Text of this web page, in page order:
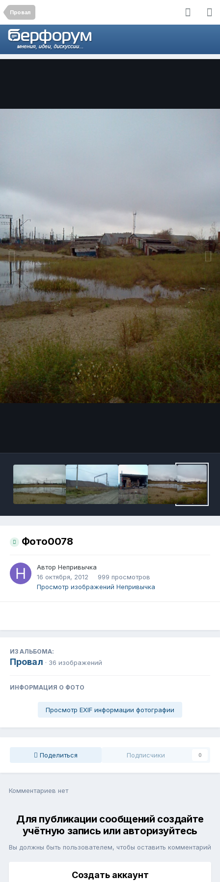
Провал
Фото0078
Автор Непривычка
16 октября, 2012
999 просмотров
Просмотр изображений Непривычка
ИЗ АЛЬБОМА:
Провал · 36 изображений
ИНФОРМАЦИЯ О ФОТО
Просмотр EXIF информации фотографии
Поделиться Подписчики 0
Комментариев нет
Для публикации сообщений создайте
учётную запись или авторизуйтесь
Вы должны быть пользователем, чтобы оставить комментарий
Создать аккаунт